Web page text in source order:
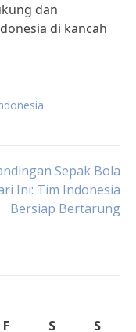
dan
di kancah
Sepak Bola
Ini: Tim Indonesia
Bersiap Bertarung
F S
S